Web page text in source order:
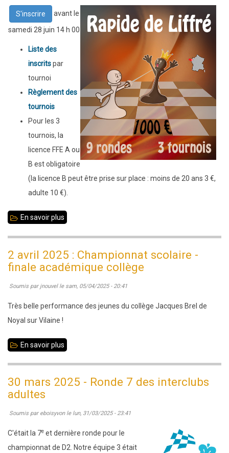
S'inscrire avant le
samedi 28 juin 14 h 00
Liste des
inscritspar
tournoi
Règlement des
tournois
Pour les 3
tournois, la
licence FFE A ou
B est obligatoire
(la licence B peut être prise sur place : moins de 20 ans 3 €,
adulte 10 €).
En savoir plus
de
dimanche
2 avril 2025 : Championnat scolaire -
finale académique collège
Soumis par jnouvelle sam, 05/04/2025 - 20:41
Très belle performance des jeunes du collège Jacques Brel de
Noyal sur Vilaine !
En savoir plus
2025
Championnat
scolaire
-
30 mars 2025 - Ronde 7 des interclubs
adultes
Soumis par eboisyvonle lun, 31/03/2025 - 23:41
C'était la 7e et dernière ronde pour le
championnat de D2. Notre équipe 3 était